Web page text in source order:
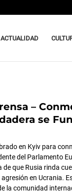
ACTUALIDAD
–
se
en Kyiv para
del Parlamento
que Rusia rinda
en Ucrania.
la comunidad